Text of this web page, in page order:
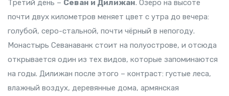
Третий день – Севан и Дилижан. Озеро на высоте
почти двух километров меняет цвет с утра до вечера:
голубой, серо-стальной, почти чёрный в непогоду.
Монастырь Севанаванк стоит на полуострове, и отсюда
открывается один из тех видов, которые запоминаются
на годы. Дилижан после этого – контраст: густые леса,
влажный воздух, деревянные дома, армянская